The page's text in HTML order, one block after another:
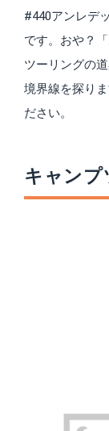
#440アンレデ
です。おや？
ツーリングの
境界線を探り
ださい。
キャンプ